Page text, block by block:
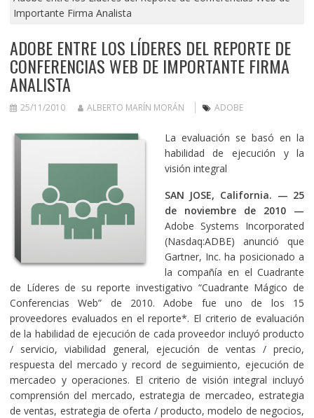
Importante Firma Analista
ADOBE ENTRE LOS LÍDERES DEL REPORTE DE
CONFERENCIAS WEB DE IMPORTANTE FIRMA
ANALISTA
25/11/2010 ALBERTO MARÍN MORÁN ADOBE
La evaluación se basó en la
habilidad de ejecución y la
visión integral
SAN JOSE, California. — 25
de noviembre de 2010
—
Adobe Systems Incorporated
(Nasdaq:ADBE) anunció que
Gartner, Inc. ha posicionado a
la compañía en el Cuadrante
de Líderes de su reporte investigativo “Cuadrante Mágico de
Conferencias Web” de 2010. Adobe fue uno de los 15
proveedores evaluados en el reporte*. El criterio de evaluación
de la habilidad de ejecución de cada proveedor incluyó producto
/ servicio, viabilidad general, ejecución de ventas / precio,
respuesta del mercado y record de seguimiento, ejecución de
mercadeo y operaciones. El criterio de visión integral incluyó
comprensión del mercado, estrategia de mercadeo, estrategia
de ventas, estrategia de oferta / producto, modelo de negocios,